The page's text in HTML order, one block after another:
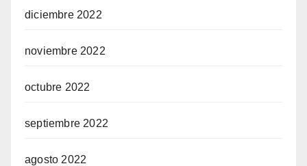
diciembre 2022
noviembre 2022
octubre 2022
septiembre 2022
agosto 2022